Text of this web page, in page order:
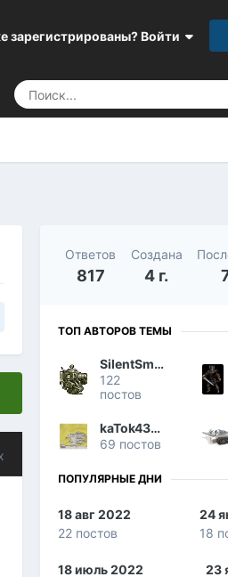
зарегистрированы? Войти
Ответов
817
Создана
4 г.
ТОП АВТОРОВ ТЕМЫ
SilentSmart
122
постов
kaTok43rus
69 постов
ПОПУЛЯРНЫЕ ДНИ
18 авг 2022
22 постов
24
18
18 июль 2022
23